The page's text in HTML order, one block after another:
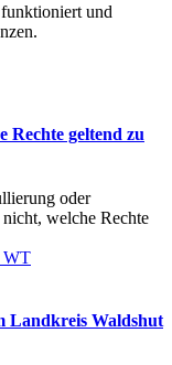
und
Rechte geltend zu
oder
welche Rechte
Landkreis Waldshut